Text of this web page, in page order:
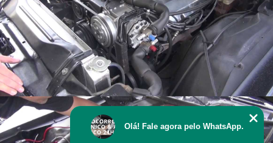
Olá! Fale agora pelo WhatsApp.